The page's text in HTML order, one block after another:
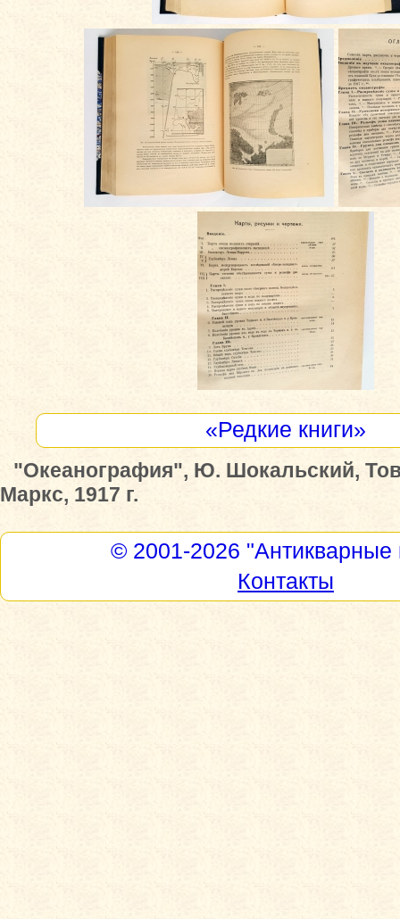
«Редкие книги»
"Океанография", Ю. Шокальский,
Маркс, 1917 г.
© 2001-2026 "Антикварные
Контакты